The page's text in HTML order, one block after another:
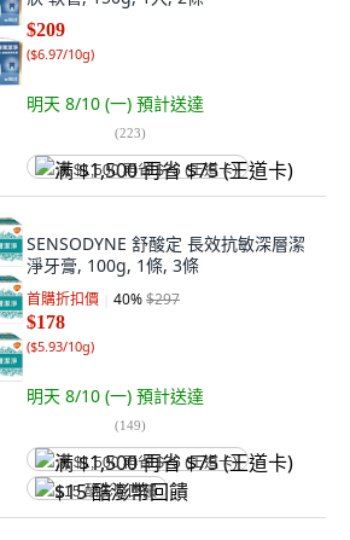
$209
($6.97/10g)
明天 8/10 (一) 預計送達
(223)
满 $1,500 再省 $75 (王道卡)
SENSODYNE 舒酸定 長效抗敏深層潔
淨牙膏, 100g, 1條, 3條
首購折扣價 40%$297
$178
($5.93/10g)
明天 8/10 (一) 預計送達
(149)
满 $1,500 再省 $75 (王道卡)
$15 酷澎幣回饋